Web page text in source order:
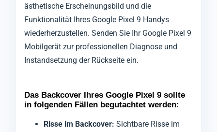
ästhetische Erscheinungsbild und die
Funktionalität Ihres Google Pixel 9 Handys
wiederherzustellen. Senden Sie Ihr Google Pixel 9
Mobilgerät zur professionellen Diagnose und
Instandsetzung der Rückseite ein.
Das Backcover Ihres Google Pixel 9 sollte
in folgenden Fällen begutachtet werden:
Risse im Backcover: Sichtbare Risse im